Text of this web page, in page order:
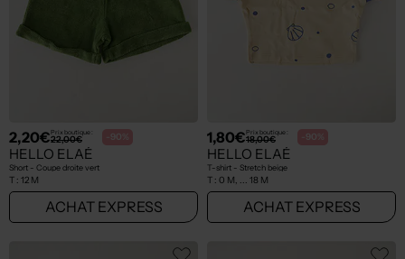
2,20€Prix boutique :
22,00€ -90%
HELLO ELAÉ
Short - Coupe droite vert
T : 12 M
ACHAT EXPRESS
1,80€Prix boutique :
18,00€ -90%
HELLO ELAÉ
T-shirt - Stretch beige
T : 0 M, ... 18 M
ACHAT EXPRESS